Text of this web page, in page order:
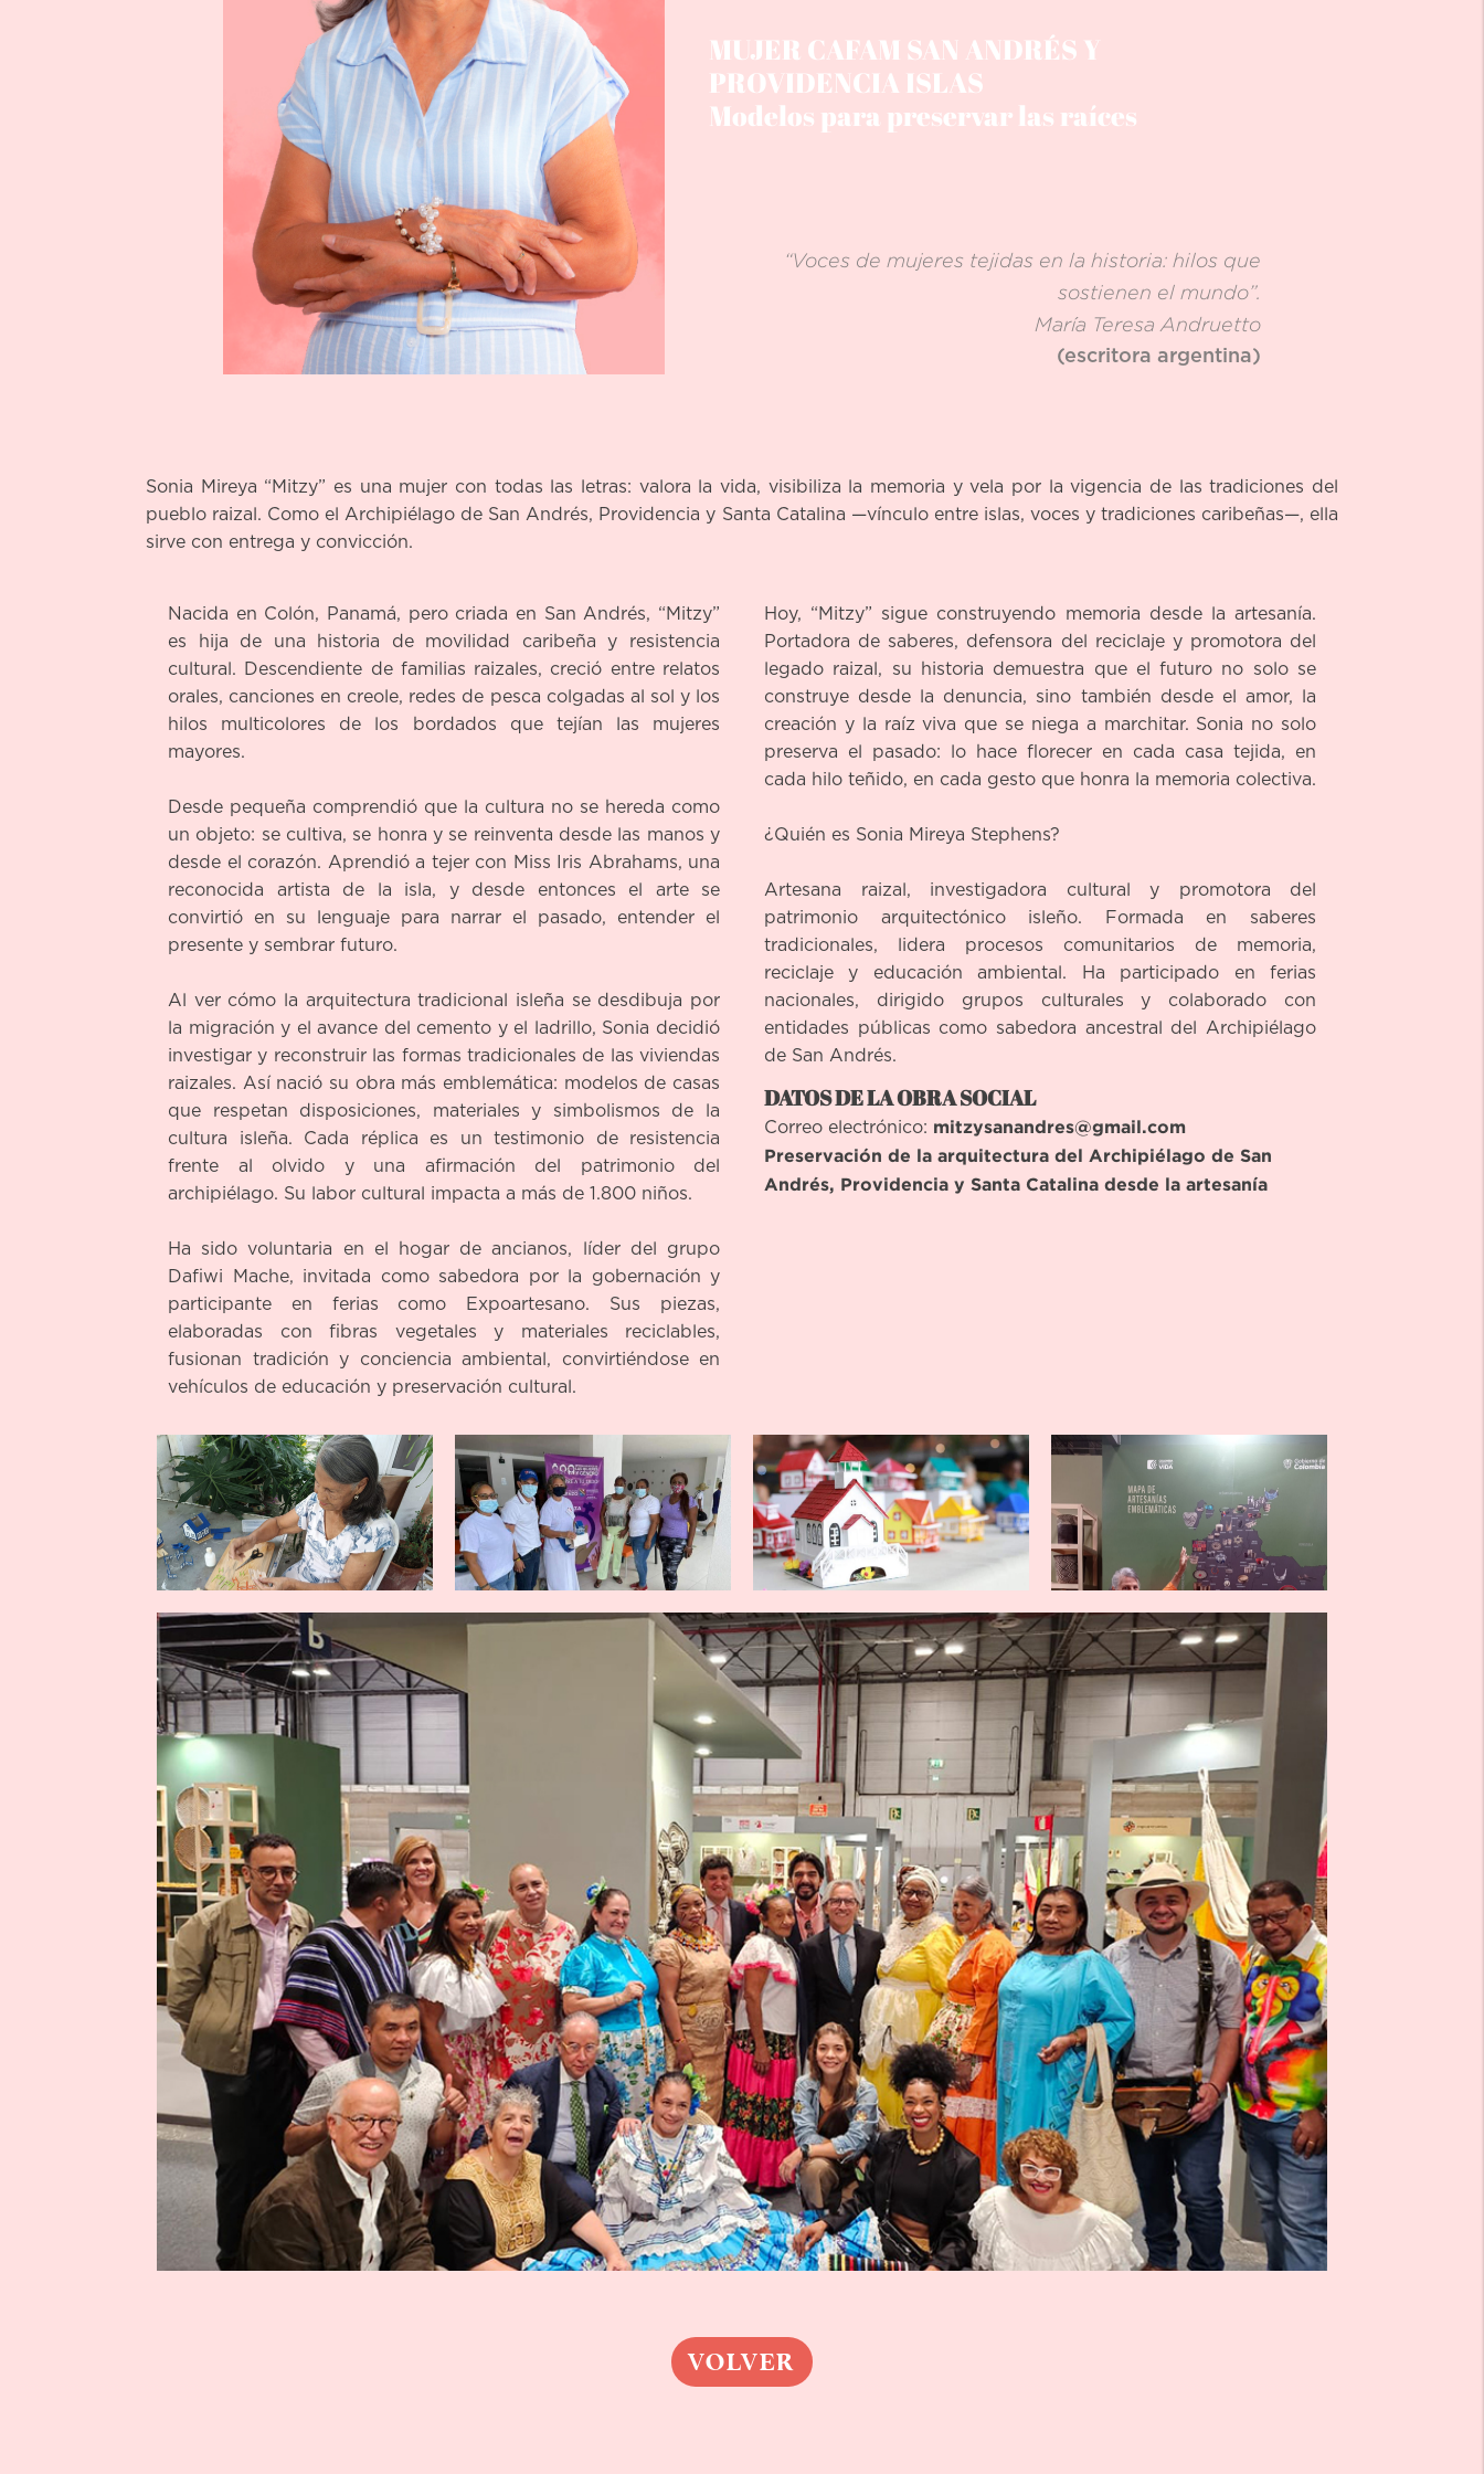
MUJER CAFAM SAN ANDRÉS Y
PROVIDENCIA ISLAS
Modelos para preservar las raíces
“Voces de mujeres tejidas en la historia: hilos que
sostienen el mundo”.
María Teresa Andruetto
(escritora argentina)
Sonia Mireya “Mitzy” es una mujer con todas las letras: valora la vida, visibiliza la memoria y vela por la vigencia de las tradiciones del
pueblo raizal. Como el Archipiélago de San Andrés, Providencia y Santa Catalina —vínculo entre islas, voces y tradiciones caribeñas—, ella
sirve con entrega y convicción.
Nacida en Colón, Panamá, pero criada en San Andrés, “Mitzy”
es hija de una historia de movilidad caribeña y resistencia
cultural. Descendiente de familias raizales, creció entre relatos
orales, canciones en creole, redes de pesca colgadas al sol y los
hilos multicolores de los bordados que tejían las mujeres
mayores.
Desde pequeña comprendió que la cultura no se hereda como
un objeto: se cultiva, se honra y se reinventa desde las manos y
desde el corazón. Aprendió a tejer con Miss Iris Abrahams, una
reconocida artista de la isla, y desde entonces el arte se
convirtió en su lenguaje para narrar el pasado, entender el
presente y sembrar futuro.
Al ver cómo la arquitectura tradicional isleña se desdibuja por
la migración y el avance del cemento y el ladrillo, Sonia decidió
investigar y reconstruir las formas tradicionales de las viviendas
raizales. Así nació su obra más emblemática: modelos de casas
que respetan disposiciones, materiales y simbolismos de la
cultura isleña. Cada réplica es un testimonio de resistencia
frente al olvido y una afirmación del patrimonio del
archipiélago. Su labor cultural impacta a más de 1.800 niños.
Ha sido voluntaria en el hogar de ancianos, líder del grupo
Dafiwi Mache, invitada como sabedora por la gobernación y
participante en ferias como Expoartesano. Sus piezas,
elaboradas con fibras vegetales y materiales reciclables,
fusionan tradición y conciencia ambiental, convirtiéndose en
vehículos de educación y preservación cultural.
Hoy, “Mitzy” sigue construyendo memoria desde la artesanía.
Portadora de saberes, defensora del reciclaje y promotora del
legado raizal, su historia demuestra que el futuro no solo se
construye desde la denuncia, sino también desde el amor, la
creación y la raíz viva que se niega a marchitar. Sonia no solo
preserva el pasado: lo hace florecer en cada casa tejida, en
cada hilo teñido, en cada gesto que honra la memoria colectiva.
¿Quién es Sonia Mireya Stephens?
Artesana raizal, investigadora cultural y promotora del
patrimonio arquitectónico isleño. Formada en saberes
tradicionales, lidera procesos comunitarios de memoria,
reciclaje y educación ambiental. Ha participado en ferias
nacionales, dirigido grupos culturales y colaborado con
entidades públicas como sabedora ancestral del Archipiélago
de San Andrés.
DATOS DE LA OBRA SOCIAL
Correo electrónico: mitzysanandres@gmail.com
Preservación de la arquitectura del Archipiélago de San
Andrés, Providencia y Santa Catalina desde la artesanía
VOLVER